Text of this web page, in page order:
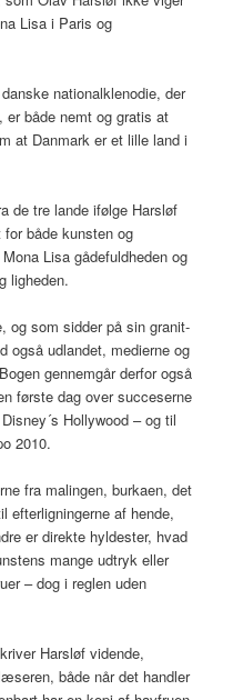
Lisa i Paris og
nationalklenodie, der
både nemt og gratis at
at Danmark er et lille land i
de tre lande ifølge Harsløf
både kunsten og
Lisa gådefuldheden og
ligheden.
og som sidder på sin granit-
også udlandet, medierne og
gennemgår derfor også
første dag over succeserne
Hollywood – og til
2010.
fra malingen, burkaen, det
efterligningerne af hende,
er direkte hyldester, hvad
mange udtryk eller
– dog i reglen uden
Harsløf vidende,
både når det handler